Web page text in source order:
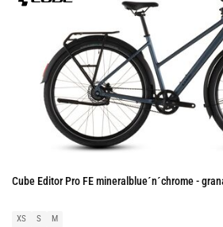
Cube Editor Pro FE mineralblue´n´chrome -
XS S M